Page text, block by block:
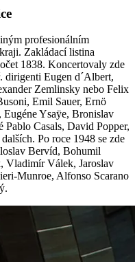
profesionálním
Zakládací listina
1838. Koncertovaly zde
dirigenti Eugen d´Albert,
Zemlinsky nebo Felix
Emil Sauer, Ernö
Eugéne Ysaÿe, Bronislav
Casals, David Popper,
Po roce 1948 se zde
Bervíd, Bohumil
Vladimír Válek, Jaroslav
Munroe, Alfonso Scarano